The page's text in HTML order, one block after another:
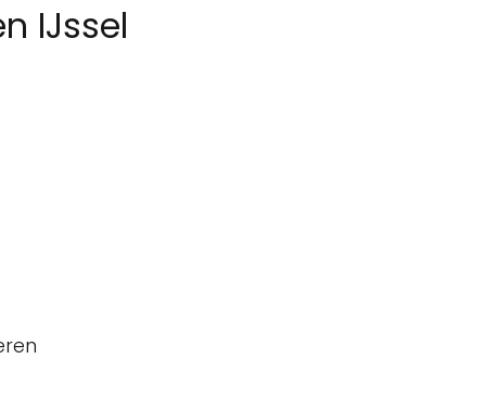
IJssel